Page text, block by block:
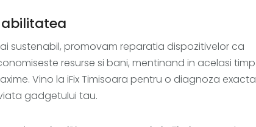
sustenabil, promovam reparatia dispozitivelor ca
resurse si bani, mentinand in acelasi timp
Vino la iFix Timisoara pentru o diagnoza exacta
gadgetului tau.